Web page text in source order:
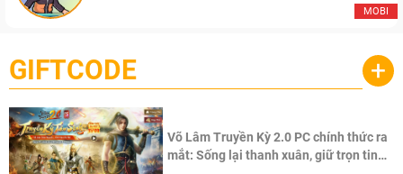
MOBI
GIFTCODE +
Võ Lâm Truyền Kỳ 2.0 PC chính thức ra
mắt: Sống lại thanh xuân, giữ trọn tinh